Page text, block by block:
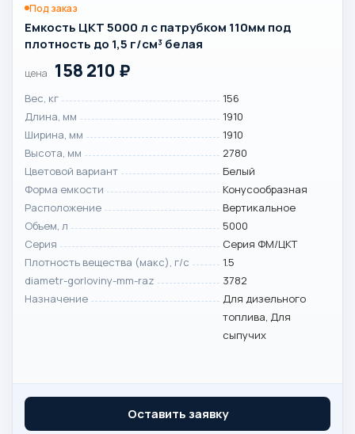
Под заказ
Емкость ЦКТ 5000 л с патрубком 110мм под
плотность до 1,5 г/см³ белая
цена 158 210 ₽
Вес, кг
156
Длина, мм
1910
Ширина, мм
1910
Высота, мм
2780
Цветовой вариант
Белый
Форма емкости
Конусообразная
Расположение
Вертикальное
Объем, л
5000
Серия
Серия ФМ/ЦКТ
Плотность вещества (макс), г/с
1.5
diametr-gorloviny-mm-raz
3782
Назначение
Для дизельного
топлива, Для
сыпучих
Оставить заявку